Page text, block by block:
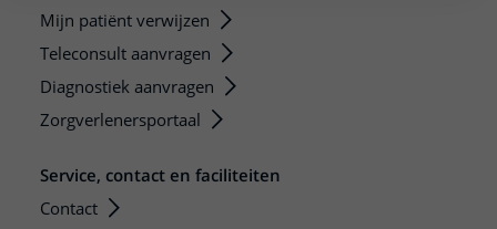
Mijn patiënt verwijzen
Teleconsult aanvragen
Diagnostiek aanvragen
Zorgverlenersportaal
Service, contact en faciliteiten
Contact